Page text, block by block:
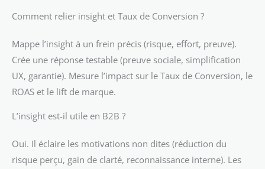
Comment relier insight et Taux de Conversion ?
Mappe l’insight à un frein précis (risque, effort, preuve).
Crée une réponse testable (preuve sociale, simplification
UX, garantie). Mesure l’impact sur le Taux de Conversion, le
ROAS et le lift de marque.
L’insight est-il utile en B2B ?
Oui. Il éclaire les motivations non dites (réduction du
risque perçu, gain de clarté, reconnaissance interne). Les